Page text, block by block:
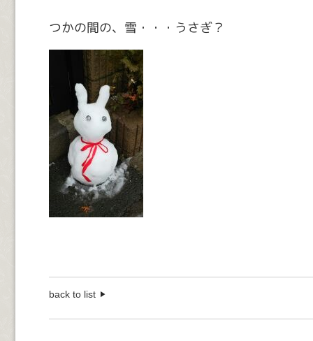
つかの間の、雪・・・うさぎ？
back to list